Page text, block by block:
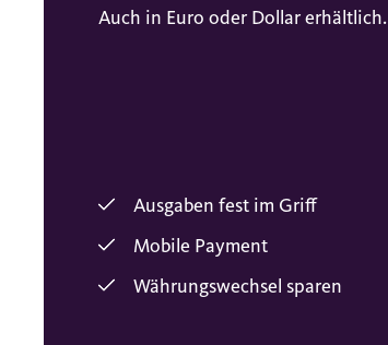
Auch in Euro oder Dollar erhältlich.
Ausgaben fest im Griff
Mobile Payment
Währungswechsel sparen